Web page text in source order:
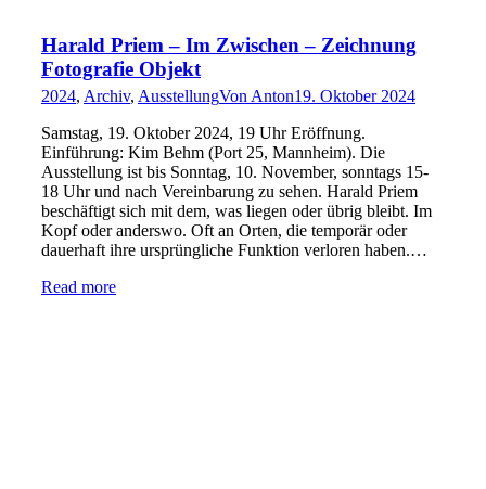
Harald Priem – Im Zwischen – Zeichnung
Fotografie Objekt
2024, Archiv, AusstellungVon Anton19. Oktober 2024
Samstag, 19. Oktober 2024, 19 Uhr Eröffnung.
Einführung: Kim Behm (Port 25, Mannheim). Die
Ausstellung ist bis Sonntag, 10. November, sonntags 15-
18 Uhr und nach Vereinbarung zu sehen. Harald Priem
beschäftigt sich mit dem, was liegen oder übrig bleibt. Im
Kopf oder anderswo. Oft an Orten, die temporär oder
dauerhaft ihre ursprüngliche Funktion verloren haben.…
Read more